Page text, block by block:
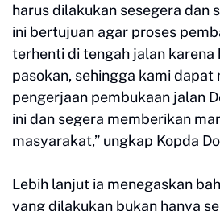
harus dilakukan sesegera dan
ini bertujuan agar proses
terhenti di tengah jalan karena
pasokan, sehingga kami
pengerjaan pembukaan jalan
ini dan segera memberikan
masyarakat,” ungkap Kopda
Lebih lanjut ia menegaskan
yang dilakukan bukan hanya